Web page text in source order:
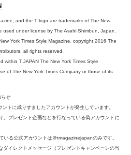
and the T logo are trademarks of The New
used under license by The Asahi Shimbun, Japan.
York Times Style Magazine, copyright 2016 The
all rights reserved.
within T JAPAN The New York Times Style
of The New York Times Company or those of its
せ
トに成りすましたアカウントが発生しています。
、プレゼント企画などを行なっている偽アカウントに
いる公式アカウントは＠tmagazinejapanのみです。
ダイレクトメッセージ（プレゼントキャンペーンの当